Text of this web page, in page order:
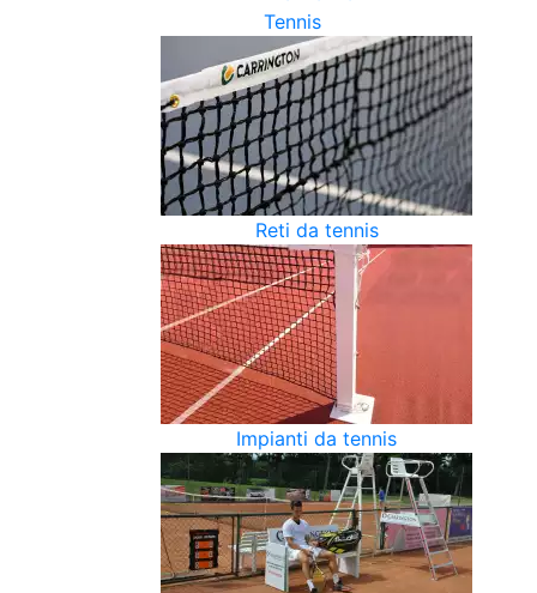
Tennis
Reti da tennis
Impianti da tennis